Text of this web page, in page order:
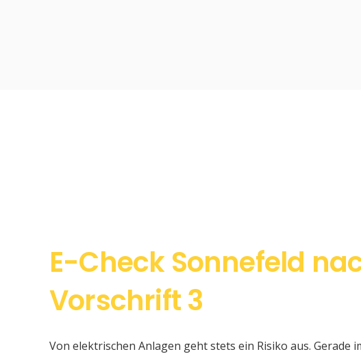
E-Check Sonnefeld
Vorschrift 3
Von elektrischen Anlagen geht stets ein Risiko aus. Gerade